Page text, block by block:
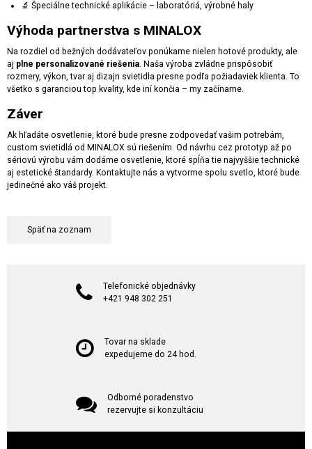
🔬 Špeciálne technické aplikácie – laboratóriá, výrobné haly
Výhoda partnerstva s MINALOX
Na rozdiel od bežných dodávateľov ponúkame nielen hotové produkty, ale
aj plne personalizované riešenia. Naša výroba zvládne prispôsobiť
rozmery, výkon, tvar aj dizajn svietidla presne podľa požiadaviek klienta. To
všetko s garanciou top kvality, kde iní končia – my začíname.
Záver
Ak hľadáte osvetlenie, ktoré bude presne zodpovedať vašim potrebám,
custom svietidlá od MINALOX sú riešením. Od návrhu cez prototyp až po
sériovú výrobu vám dodáme osvetlenie, ktoré spĺňa tie najvyššie technické
aj estetické štandardy. Kontaktujte nás a vytvorme spolu svetlo, ktoré bude
jedinečné ako váš projekt.
Späť na zoznam
Telefonické objednávky
+421 948 302 251
Tovar na sklade
expedujeme do 24 hod.
Odborné poradenstvo
rezervujte si konzultáciu